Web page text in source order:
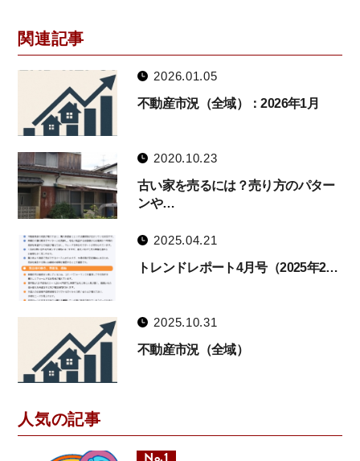
関連記事
2026.01.05
不動産市況（全域）：2026年1月
2020.10.23
古い家を売るには？売り方のパター
ンや…
2025.04.21
トレンドレポート4月号（2025年2…
2025.10.31
不動産市況（全域）
人気の記事